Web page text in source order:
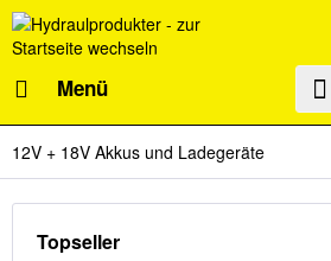
Menü
12V + 18V Akkus und Ladegeräte
Topseller